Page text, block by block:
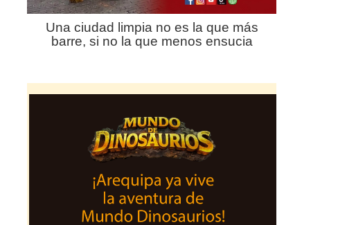
Una ciudad limpia no es la que más
barre, si no la que menos ensucia